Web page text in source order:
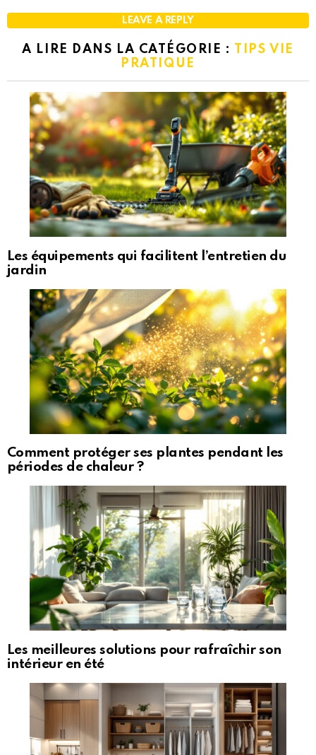
LEAVE A REPLY
A LIRE DANS LA CATÉGORIE : TIPS VIE
PRATIQUE
Les équipements qui facilitent l’entretien du
jardin
Comment protéger ses plantes pendant les
périodes de chaleur ?
Les meilleures solutions pour rafraîchir son
intérieur en été